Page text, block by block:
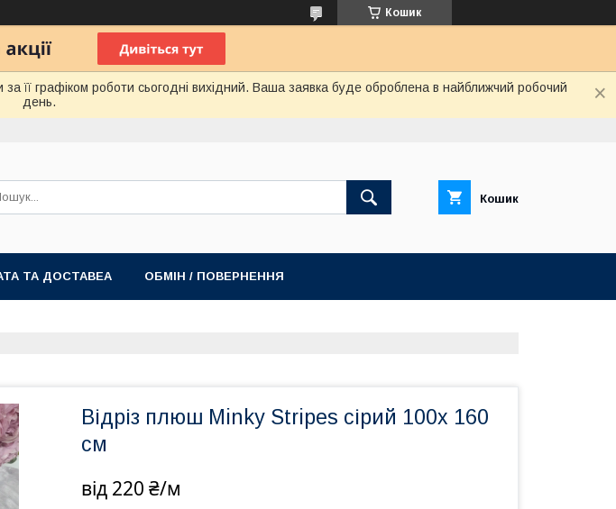
Кошик
її графіком роботи сьогодні вихідний. Ваша заявка буде оброблена в найближчий робочий
день.
Кошик
ТА ДОСТАВЕА ОБМІН / ПОВЕРНЕННЯ
Відріз плюш Minky Stripes сірий 100х 160
см
від 220 ₴/м